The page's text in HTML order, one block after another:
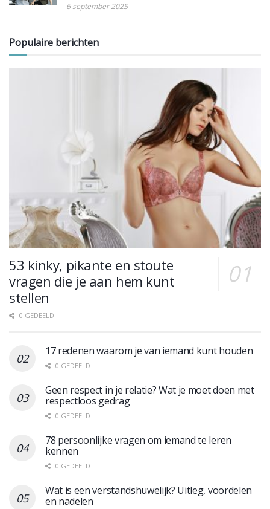
6 september 2025
Populaire berichten
53 kinky, pikante en stoute
vragen die je aan hem kunt
stellen
0 GEDEELD
17 redenen waarom je van iemand kunt houden
0 GEDEELD
Geen respect in je relatie? Wat je moet doen met
respectloos gedrag
0 GEDEELD
78 persoonlijke vragen om iemand te leren
kennen
0 GEDEELD
Wat is een verstandshuwelijk? Uitleg, voordelen
en nadelen